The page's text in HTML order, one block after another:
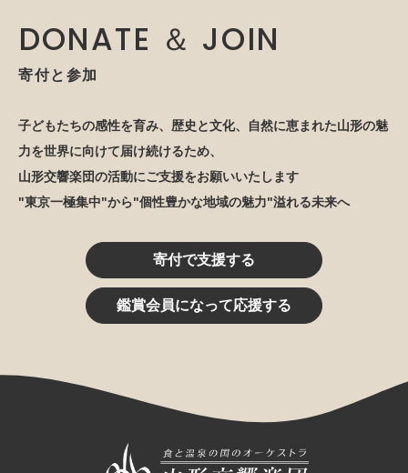
DONATE ＆ JOIN
寄付と参加
子どもたちの感性を育み、歴史と文化、自然に恵まれた山形の魅
力を世界に向けて届け続けるため、
山形交響楽団の活動にご支援をお願いいたします
"東京一極集中"から"個性豊かな地域の魅力"溢れる未来へ
寄付で支援する
鑑賞会員になって応援する